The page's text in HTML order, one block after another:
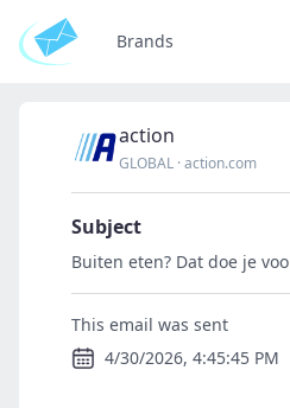
Brands
action
GLOBAL ·action.com
Subject
Buiten eten? Dat doe je
This email was sent
4/30/2026, 4:45:45 PM